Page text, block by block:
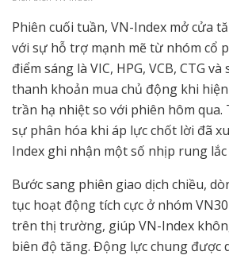
Phiên cuối tuần, VN-Index mở cửa
với sự hỗ trợ mạnh mẽ từ nhóm cổ
điểm sáng là VIC, HPG, VCB, CTG
thanh khoản mua chủ động khi
trần hạ nhiệt so với phiên hôm
sự phân hóa khi áp lực chốt lời đã
Index ghi nhận một số nhịp rung
Bước sang phiên giao dịch chiều,
tục hoạt động tích cực ở nhóm
trên thị trường, giúp VN-Index
biên độ tăng. Động lực chung được